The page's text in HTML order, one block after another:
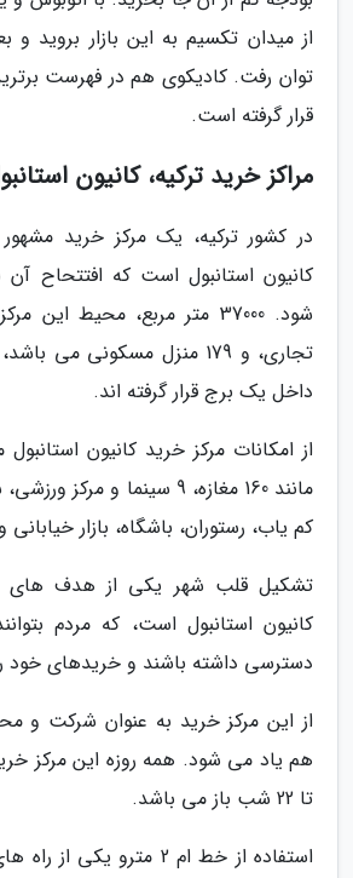
از میدان تکسیم به این بازار بروید و
توان رفت. کادیکوی هم در فهرست
قرار گرفته است.
مراکز خرید ترکیه، کانیون
در کشور ترکیه، یک مرکز خرید مشهور
تجاری، و 179 منزل مسکونی
داخل یک برج قرار گرفته اند.
از امکانات مرکز خرید کانیون
مانند 160 مغازه، 9 سینما و
کم یاب، رستوران، باشگاه، بازار
تشکیل قلب شهر یکی از هدف های
کانیون استانبول است، که مردم
دسترسی داشته باشند و خریدهای خود
از این مرکز خرید به عنوان شرکت و
تا 22 شب باز می باشد.
استفاده از خط ام 2 مترو